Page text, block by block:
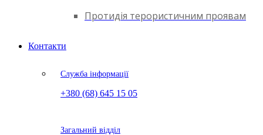
Протидія терористичним проявам
Контакти
Служба інформації
+380 (68) 645 15 05
Загальний відділ